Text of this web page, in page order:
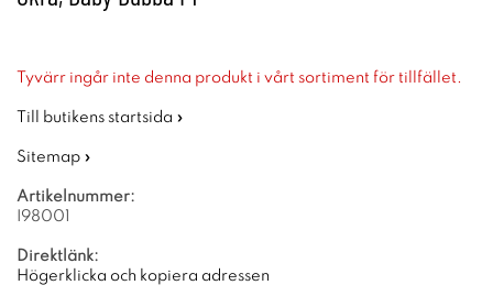
Tyvärr ingår inte denna produkt i vårt sortiment för tillfället.
Till butikens startsida »
Sitemap »
Artikelnummer:
I98001
Direktlänk:
Högerklicka och kopiera adressen